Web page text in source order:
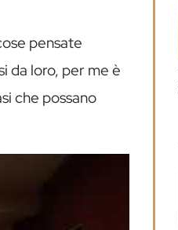
pensate
da loro, per me è
che possano